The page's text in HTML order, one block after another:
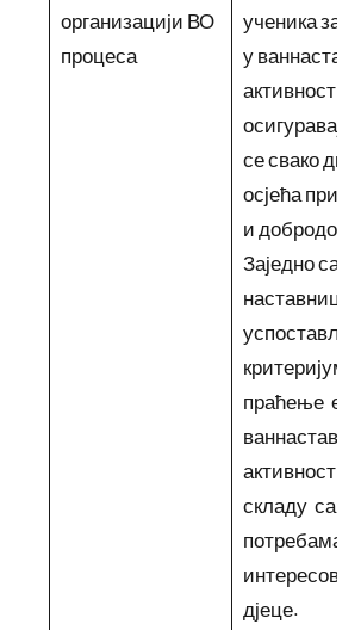
организацији ВО
процеса
ученика за
у
се свако
осјећа
и
Заједно са
успоставља
праћење
активности
складу са
потребама и
дјеце.